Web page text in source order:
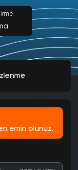
İzlenme
emin olunuz.